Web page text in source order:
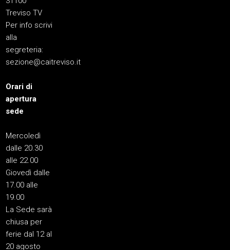
Treviso TV
Per info scrivi
alla
segreteria:
sezione@caitreviso.it
Orari di
apertura
sede
Mercoledì
dalle 20.30
alle 22.00
Giovedì dalle
17.00 alle
19.00
La Sede sarà
chiusa per
ferie dal 12 al
20 agosto